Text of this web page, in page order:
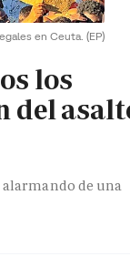
en Ceuta. (EP)
los
del
de una